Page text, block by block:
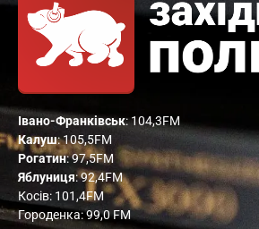
Івано-Франківськ: 104,3FM
Калуш: 105,5FM
Рогатин: 97,5FM
Яблуниця: 92,4FM
Косів: 101,4FM
Городенка: 99,0 FM